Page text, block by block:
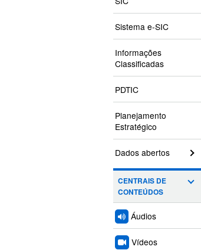
Sistema e-SIC
Informações
Classificadas
PDTIC
Planejamento
Estratégico
Dados abertos
CENTRAIS DE
CONTEÚDOS
Áudios
Vídeos